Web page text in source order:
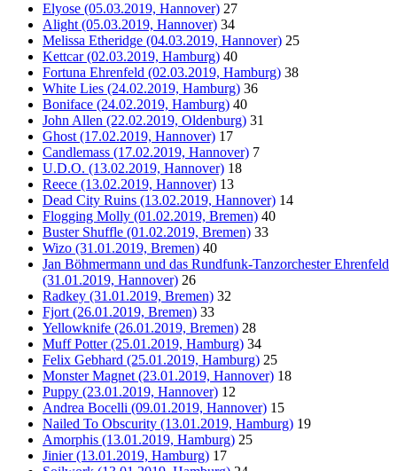
Elyose (05.03.2019, Hannover) 27
Alight (05.03.2019, Hannover) 34
Melissa Etheridge (04.03.2019, Hannover) 25
Kettcar (02.03.2019, Hamburg) 40
Fortuna Ehrenfeld (02.03.2019, Hamburg) 38
White Lies (24.02.2019, Hamburg) 36
Boniface (24.02.2019, Hamburg) 40
John Allen (22.02.2019, Oldenburg) 31
Ghost (17.02.2019, Hannover) 17
Candlemass (17.02.2019, Hannover) 7
U.D.O. (13.02.2019, Hannover) 18
Reece (13.02.2019, Hannover) 13
Dead City Ruins (13.02.2019, Hannover) 14
Flogging Molly (01.02.2019, Bremen) 40
Buster Shuffle (01.02.2019, Bremen) 33
Wizo (31.01.2019, Bremen) 40
Jan Böhmermann und das Rundfunk-Tanzorchester Ehrenfeld
(31.01.2019, Hannover) 26
Radkey (31.01.2019, Bremen) 32
Fjort (26.01.2019, Bremen) 33
Yellowknife (26.01.2019, Bremen) 28
Muff Potter (25.01.2019, Hamburg) 34
Felix Gebhard (25.01.2019, Hamburg) 25
Monster Magnet (23.01.2019, Hannover) 18
Puppy (23.01.2019, Hannover) 12
Andrea Bocelli (09.01.2019, Hannover) 15
Nailed To Obscurity (13.01.2019, Hamburg) 19
Amorphis (13.01.2019, Hamburg) 25
Jinier (13.01.2019, Hamburg) 17